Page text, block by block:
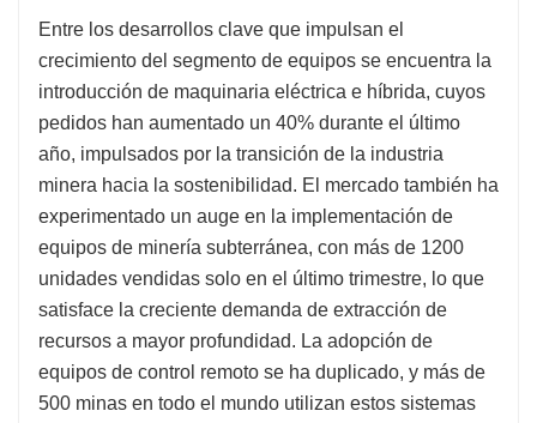
Entre los desarrollos clave que impulsan el
crecimiento del segmento de equipos se encuentra la
introducción de maquinaria eléctrica e híbrida, cuyos
pedidos han aumentado un 40% durante el último
año, impulsados ​​por la transición de la industria
minera hacia la sostenibilidad. El mercado también ha
experimentado un auge en la implementación de
equipos de minería subterránea, con más de 1200
unidades vendidas solo en el último trimestre, lo que
satisface la creciente demanda de extracción de
recursos a mayor profundidad. La adopción de
equipos de control remoto se ha duplicado, y más de
500 minas en todo el mundo utilizan estos sistemas